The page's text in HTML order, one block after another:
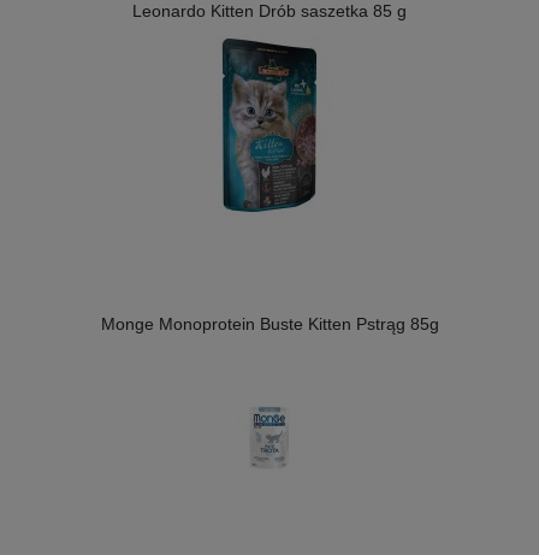
Leonardo Kitten Drób saszetka 85 g
Monge Monoprotein Buste Kitten Pstrąg 85g